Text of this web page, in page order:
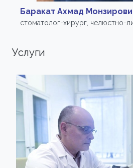
Баракат Ахмад
стоматолог-хирург, челюстно-
Услуги